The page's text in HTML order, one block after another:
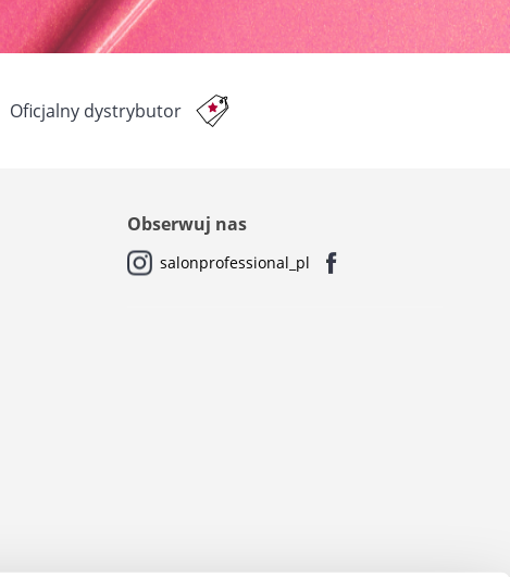
Oficjalny dystrybutor
Obserwuj nas
salonprofessional_pl